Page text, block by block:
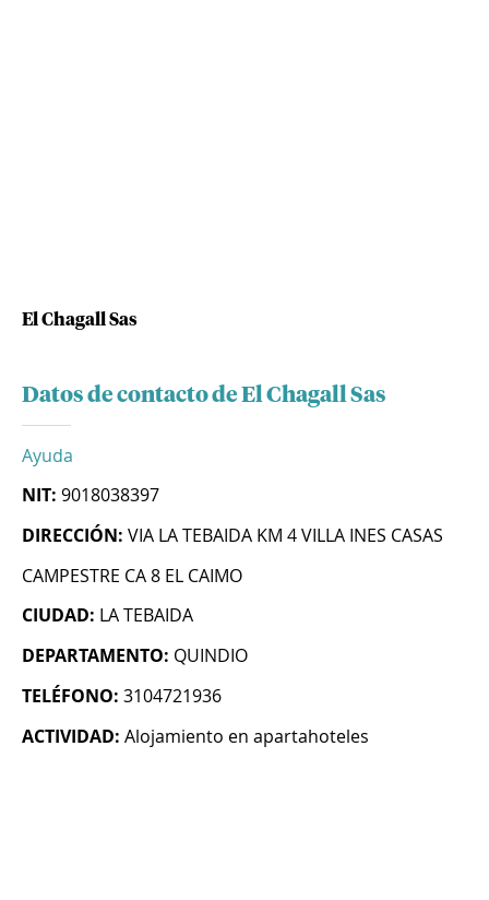
El Chagall Sas
Datos de contacto de El Chagall Sas
Ayuda
NIT: 9018038397
DIRECCIÓN: VIA LA TEBAIDA KM 4 VILLA INES CASAS
CAMPESTRE CA 8 EL CAIMO
CIUDAD: LA TEBAIDA
DEPARTAMENTO: QUINDIO
TELÉFONO: 3104721936
ACTIVIDAD: Alojamiento en apartahoteles